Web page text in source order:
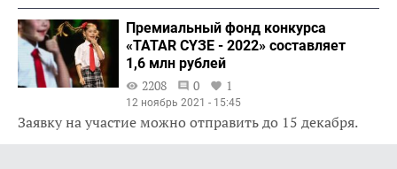
Премиальный фонд конкурса
«ТАТАR СҮЗЕ - 2022» составляет
1,6 млн рублей
2208
0 1
12 ноябрь 2021 - 15:45
Заявку на участие можно отправить до 15 декабря.